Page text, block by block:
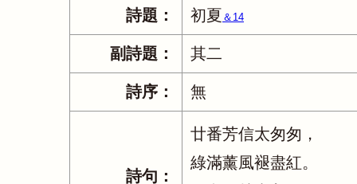
詩題： 初夏 ＆14
副詩題： 其二
詩序： 無
詩句：
廿番芳信太匆匆，
綠滿薰風褪盡紅。